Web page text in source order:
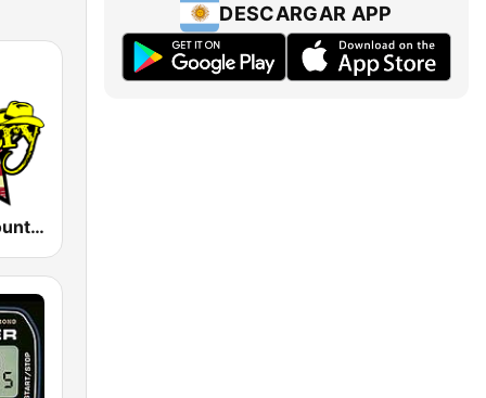
America's Country
DESCARGAR APP